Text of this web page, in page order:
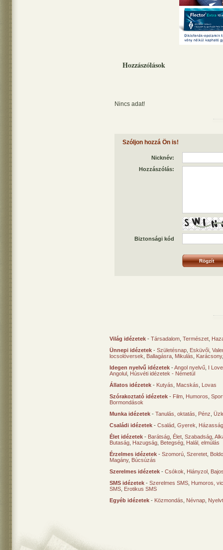
Hozzászólások
Nincs adat!
Szóljon hozzá Ön is!
Nicknév:
Hozzászólás:
Biztonsági kód
Világ idézetek - Társadalom Természet
Ünnepi idézetek - Születésnap Esküvői
locsolóversek
Ballagásra Mikulás Karácsony
Idegen nyelvű idézetek -Angol nyelvű I
Angolul Húsvéti idézetek - Németül
Állatos idézetek - Kutyás Macskás
Lovas
Szórakoztató idézetek - Film Humoros
Bormondások
Munka idézetek - Tanulás, oktatás Pénz
Családi idézetek - Család Gyerek
Élet idézetek - Barátság Élet Szabadság
Butaság Hazugság Betegség Halál, elmúlás
Érzelmes idézetek - Szomorú Szeretet
Magány, Búcsúzás
Szerelmes idézetek - Csókok Hiányzol
SMS idézetek - Szerelmes SMS Humoros,
SMS Erotikus SMS
Egyéb idézetek - Közmondás Névnap